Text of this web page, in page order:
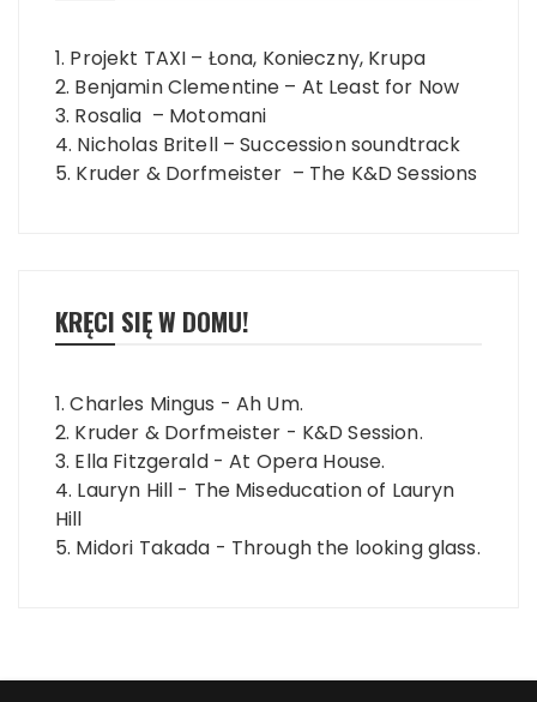
1. Projekt TAXI – Łona, Konieczny, Krupa
2. Benjamin Clementine – At Least for Now
3. Rosalia – Motomani
4. Nicholas Britell – Succession soundtrack
5. Kruder & Dorfmeister – The K&D Sessions
KRĘCI SIĘ W DOMU!
1. Charles Mingus - Ah Um.
2. Kruder & Dorfmeister - K&D Session.
3. Ella Fitzgerald - At Opera House.
4. Lauryn Hill - The Miseducation of Lauryn
Hill
5. Midori Takada - Through the looking glass.